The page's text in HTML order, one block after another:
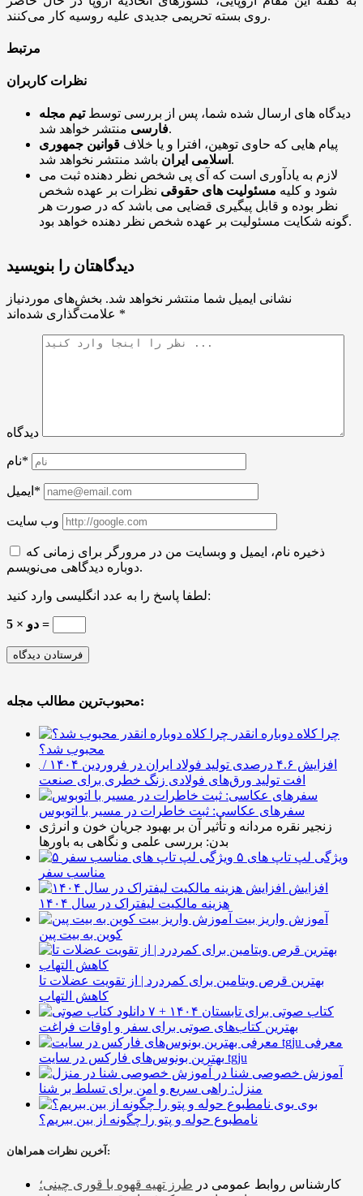
روی بسته تحریمی جدیدی علیه روسیه کار می‌کنند.
مرتبط
نظرات کاربران
دیدگاه های ارسال شده شما، پس از بررسی توسطتیم مجله
فارسیمنتشر خواهد شد.
پیام هایی که حاوی توهین، افترا و یا خلاف قوانین جمهوری
اسلامی ایران باشد منتشر نخواهد شد.
لازم به یادآوری است که آی پی شخص نظر دهنده ثبت می
شود و کلیه مسئولیت های حقوقی نظرات بر عهده شخص
نظر بوده و قابل پیگیری قضایی می باشد که در صورت هر
گونه شکایت مسئولیت بر عهده شخص نظر دهنده خواهد بود.
دیدگاهتان را بنویسید
نشانی ایمیل شما منتشر نخواهد شد. بخش‌های موردنیاز
*
دیدگاه
نام*
ایمیل*
وب سایت
ذخیره نام، ایمیل و وبسایت من در مرورگر برای زمانی که
دوباره دیدگاهی می‌نویسم.
لطفا پاسخ را به عدد انگلیسی وارد کنید:
5 × دو =
محبوب‌ترین مطالب مجله:
چرا کلاه دوباره انقدر
محبوب شد؟
افزایش ۴.۶ درصدی تولید فولاد ایران در فروردین ۱۴۰۴ /
افت تولید ورق‌های فولادی زنگ خطری برای صنعت
سفرهای عکاسی: ثبت خاطرات در مسیر با اتوبوس
زنجیر نقره مردانه و تأثیر آن بر بهبود جریان خون و انرژی
بدن: بررسی علمی و نگاهی به باورها
۵ ویژگی لپ تاپ های
مناسب سفر
افزایش
هزینه مالکیت لیفتراک در سال ۱۴۰۴
آموزش واریز بیت
کوین به بیت پین
بهترین قرص ویتامین برای کمردرد | از تقویت عضلات تا
کاهش التهاب
۷ کتاب صوتی برای تابستان ۱۴۰۴ +
بهترین کتاب‌های صوتی برای سفر و اوقات فراغت
معرفی
بهترین بونوس‌های فارکس در سایت tgju
آموزش خصوصی شنا در
منزل: راهی سریع و امن برای تسلط بر شنا
بوی
نامطبوع حوله و پتو را چگونه از بین ببریم؟
آخرین نظرات همراهان:
کارشناس روابط عمومی در طرز تهیه قهوه با قوری چینی؛